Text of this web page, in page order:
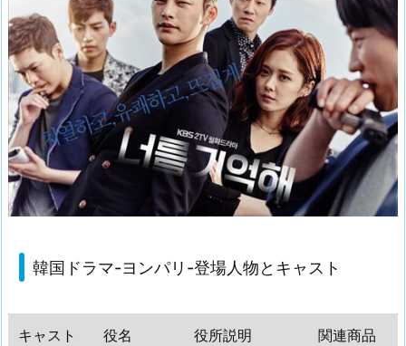
韓国ドラマ-ヨンパリ-登場人物とキャスト
キャスト 役名 役所説明 関連商品